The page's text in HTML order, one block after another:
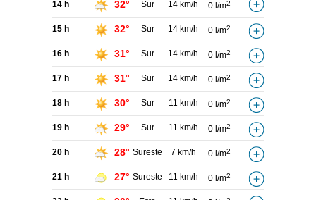
14 h 32° Sur 14 km/h 0 l/m2
15 h 32° Sur 14 km/h 0 l/m2
16 h 31° Sur 14 km/h 0 l/m2
17 h 31° Sur 14 km/h 0 l/m2
18 h 30° Sur 11 km/h 0 l/m2
19 h 29° Sur 11 km/h 0 l/m2
20 h 28° Sureste 7 km/h 0 l/m2
21 h 27° Sureste 11 km/h 0 l/m2